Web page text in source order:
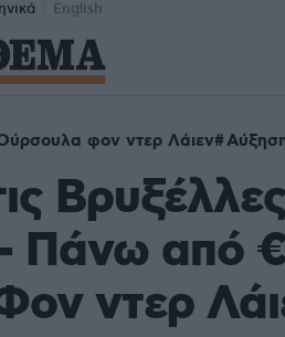
English
φον ντερ Λάιεν
Πάνω από
ντερ